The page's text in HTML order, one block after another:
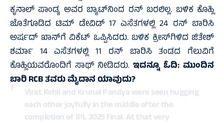
ಕೃನಾಲ್ ಪಾಂಡ್ಯ ಅವರ ಬ್ಯಾಟ್‌ನಿಂದ ರನ್ ಬರಲಿಲ್ಲ. ಬಳಿಕ ಕೊಹ್ಲಿ
ಜೊತೆಗೂಡಿದ ಟಿಮ್ ಡೇವಿಡ್ 17 ಎಸೆತಗಳಲ್ಲಿ 24 ರನ್ ಬಾರಿಸಿ
ಅರ್ಷದ್ ಖಾನ್‌ಗೆ ವಿಕೆಟ್ ಒಪ್ಪಿಸಿದರು. ಬಳಿಕ ಕ್ರೀಸ್‌ಗಿಳಿದ ಜಿತೇಶ್
ಶರ್ಮಾ 14 ಎಸೆತಗಳಲ್ಲಿ 11 ರನ್ ಬಾರಿಸಿ ತಂಡದ ಗೆಲುವಿಗೆ
ಕೊಹ್ಲಿಯವರೊಂದಿಗೆ ಸಾಥ್ ನೀಡಿದರು. ಇದನ್ನೂ ಓದಿ: ಮುಂದಿನ
ಬಾರಿ RCB ತವರು ಮೈದಾನ ಯಾವುದು?
Virat Kohli and Krunal Pandya were seen hugging
each other joyfully in the middle after the
completion of IPL 2025 final. At that very